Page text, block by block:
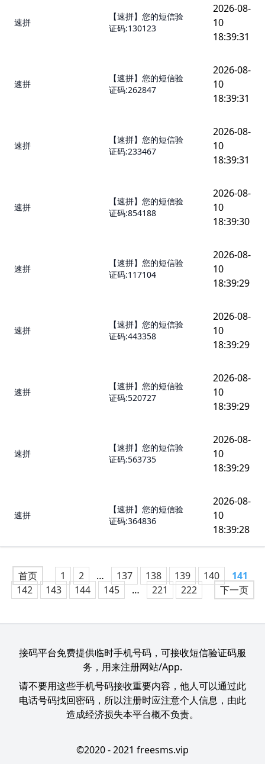
速拼
【速拼】您的短信验
证码:130123
2026-08-
10
18:39:31
速拼
【速拼】您的短信验
证码:262847
2026-08-
10
18:39:31
速拼
【速拼】您的短信验
证码:233467
2026-08-
10
18:39:31
速拼
【速拼】您的短信验
证码:854188
2026-08-
10
18:39:30
速拼
【速拼】您的短信验
证码:117104
2026-08-
10
18:39:29
速拼
【速拼】您的短信验
证码:443358
2026-08-
10
18:39:29
速拼
【速拼】您的短信验
证码:520727
2026-08-
10
18:39:29
速拼
【速拼】您的短信验
证码:563735
2026-08-
10
18:39:29
速拼
【速拼】您的短信验
证码:364836
2026-08-
10
18:39:28
首页 1 2 … 137 138 139 140
141
142
143 144 145 … 221 222 下一页
接码平台免费提供临时手机号码，可接收短信验证码服
务，用来注册网站/App.
请不要用这些手机号码接收重要内容，他人可以通过此
电话号码找回密码，所以注册时应注意个人信息，由此
造成经济损失本平台概不负责。
©2020 - 2021 freesms.vip